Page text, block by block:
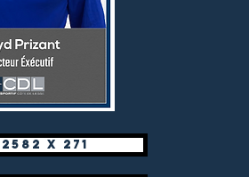
x 271